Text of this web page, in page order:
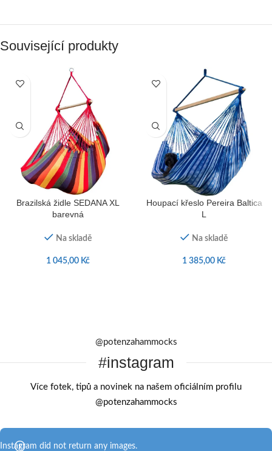
Související produkty
Brazilská židle SEDANA XL
barevná
Na skladě
1 045,00 Kč
Houpací křeslo Pereira Baltica
L
Na skladě
1 385,00 Kč
@potenzahammocks
#instagram
Více fotek, tipů a novinek na našem oficiálním profilu
@potenzahammocks
Instagram did not return any images.